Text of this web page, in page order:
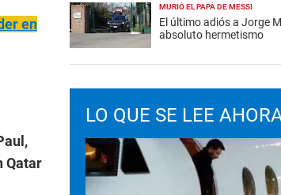
en
Qatar
MURIÓ EL PAPÁ DE MESSI
El último adiós a Jorge
absoluto hermetismo
LO QUE SE LEE